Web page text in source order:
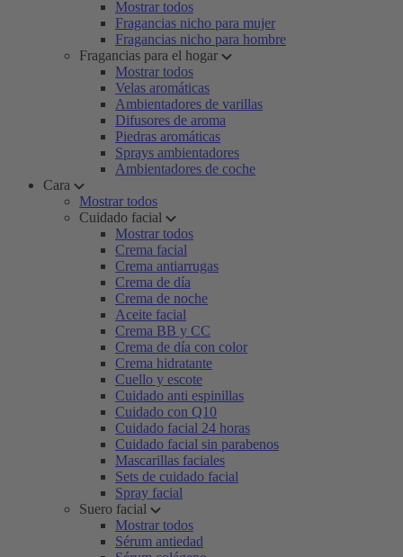
Mostrar todos
Fragancias nicho para mujer
Fragancias nicho para hombre
Fragancias para el hogar
Mostrar todos
Velas aromáticas
Ambientadores de varillas
Difusores de aroma
Piedras aromáticas
Sprays ambientadores
Ambientadores de coche
Cara
Mostrar todos
Cuidado facial
Mostrar todos
Crema facial
Crema antiarrugas
Crema de día
Crema de noche
Aceite facial
Crema BB y CC
Crema de día con color
Crema hidratante
Cuello y escote
Cuidado anti espinillas
Cuidado con Q10
Cuidado facial 24 horas
Cuidado facial sin parabenos
Mascarillas faciales
Sets de cuidado facial
Spray facial
Suero facial
Mostrar todos
Sérum antiedad